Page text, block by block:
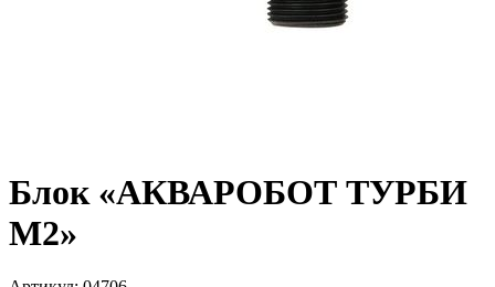
Блок «АКВАРОБОТ ТУРБИ
М2»